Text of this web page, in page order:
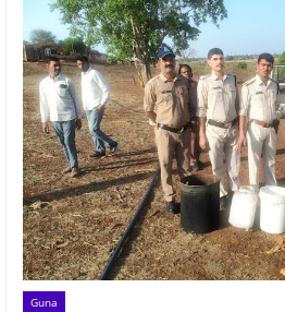
Guna